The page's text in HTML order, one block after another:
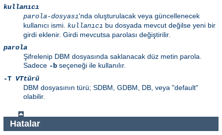
kullanıcı
parola-dosyası'nda oluşturulacak veya güncellenecek
kullanıcı ismi. kullanıcı bu dosyada mevcut değilse yeni bir
girdi eklenir. Girdi mevcutsa parolası değiştirilir.
parola
Şifrelenip DBM dosyasında saklanacak düz metin parola.
Sadece -b seçeneği ile kullanılır.
-T VTtürü
DBM dosyasının türü; SDBM, GDBM, DB, veya "default"
olabilir.
Hatalar